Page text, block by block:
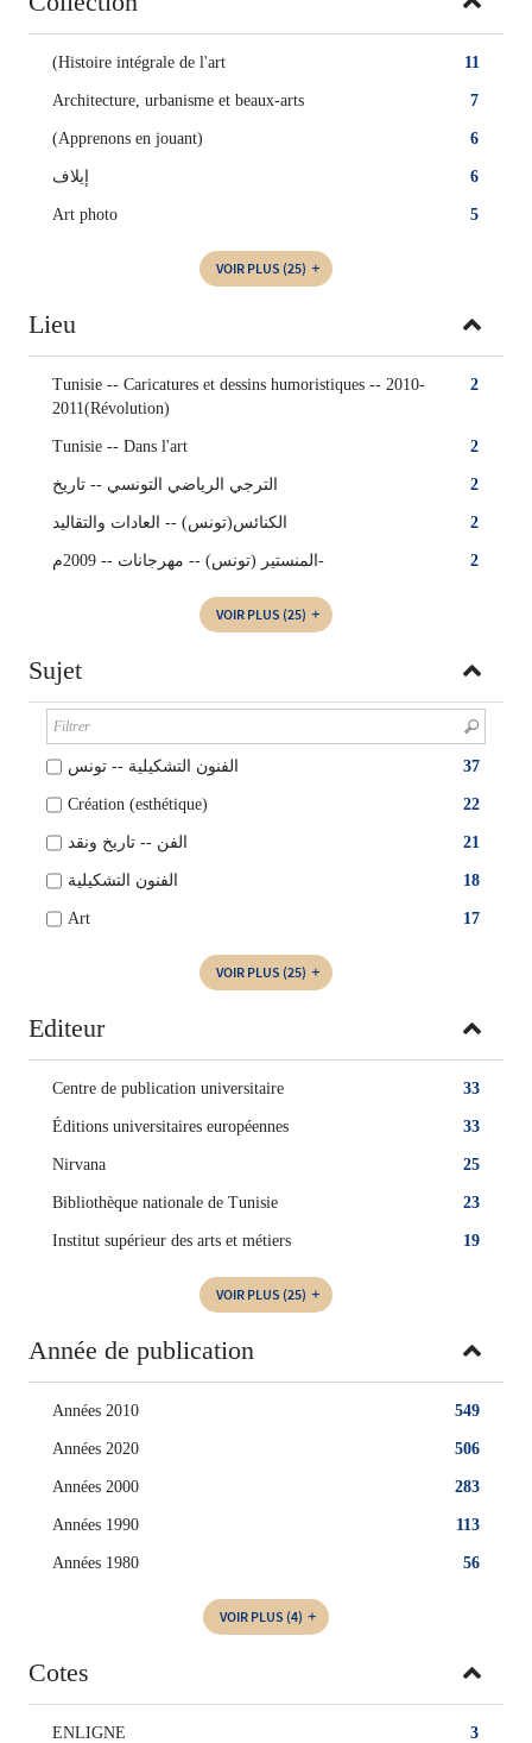
11
(Histoire intégrale de l'art
7
Architecture, urbanisme et beaux-arts
6
(Apprenons en jouant)
6 إيلاف
5
Art photo
VOIR PLUS (25)
Lieu
2
Tunisie -- Caricatures et dessins humoristiques -- 2010-
2011(Révolution)
2
Tunisie -- Dans l'art
2 الترجي الرياضي التونسي -- تاريخ
2 الكنائس(تونس) -- ‏العادات والتقاليد
2 المنستير (تونس)‏ -- ‏مهرجانات‏ -- ‏2009م-
VOIR PLUS (25)
Sujet
37 الفنون التشكيلية -- تونس
22
Création (esthétique)
21 الفن -- تاريخ ونقد
18 الفنون التشكيلية
17
Art
VOIR PLUS (25)
Editeur
33
Centre de publication universitaire
33
Éditions universitaires européennes
25
Nirvana
23
Bibliothèque nationale de Tunisie
19
Institut supérieur des arts et métiers
VOIR PLUS (25)
Année de publication
549
Années 2010
506
Années 2020
283
Années 2000
113
Années 1990
56
Années 1980
VOIR PLUS (4)
Cotes
3
ENLIGNE